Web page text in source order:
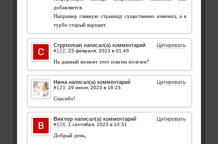
добавляется.
Например главную страницу существенно изменил, а в
турбо старый вариант.
Cryptoman написал(а) комментарий Цитировать
#122,
На данный момент этот плагин полезен?
Нина написал(а) комментарий Цитировать
#123,
Спасибо!
Виктор написал(а) комментарий Цитировать
#124,
Добрый день,